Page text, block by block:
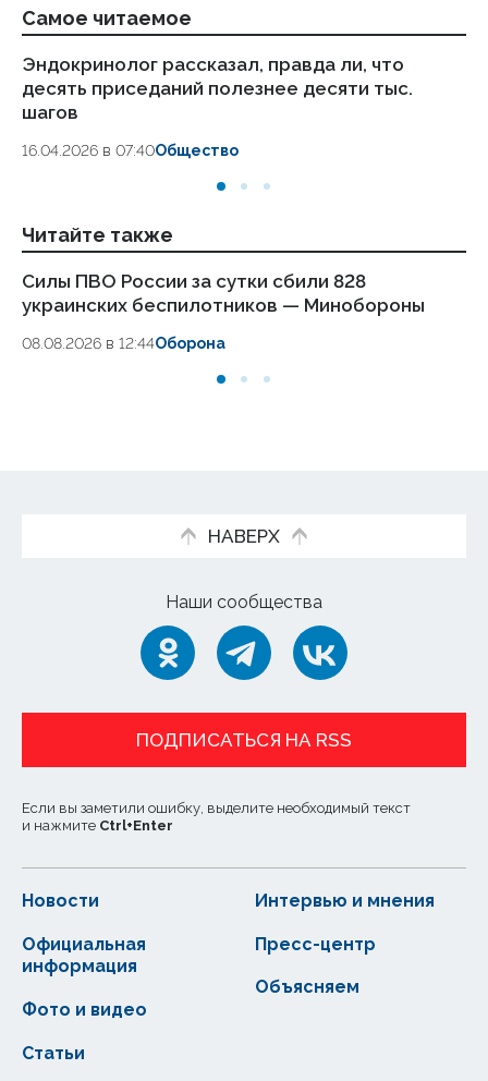
Самое читаемое
Эндокринолог рассказал, правда ли, что
десять приседаний полезнее десяти тыс.
шагов
16.04.2026 в 07:40Общество
Читайте также
Силы ПВО России за сутки сбили 828
украинских беспилотников — Минобороны
08.08.2026 в 12:44Оборона
НАВЕРХ
Наши сообщества
ПОДПИСАТЬСЯ НА RSS
Если вы заметили ошибку, выделите необходимый текст
и нажмите Ctrl+Enter
Новости
Статьи
Официальная
информация
Интервью и мнения
Фото и видео
Пресс-центр
Объясняем